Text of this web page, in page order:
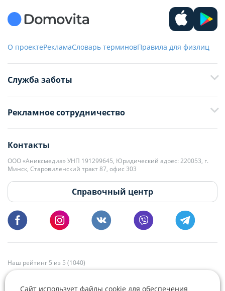
О проектеРекламаСловарь терминовПравила для физлиц
Служба заботы
+375 29 376-13-70
+375 33 376-13-70
editor@domovita.by
Мы принимаем звонки и отвечаем на письма в будние дни с 9:00 до
18:00.
Рекламное сотрудничество
+375 29 563-15-61 Кристина Филюта
kb@domovita.by
+375 29 179-11-28 Владислав Гладченко
vg@domovita.by
Пишите и звоните нам в будние дни с 8:00 до 20:00.
Контакты
ООО «Аниксмедиа» УНП 191299645, Юридический адрес: 220053, г.
Минск, Старовиленский тракт 87, офис 303
Справочный центр
Наш рейтинг 5 из 5 (1040)
Сайт использует файлы cookie для обеспечения